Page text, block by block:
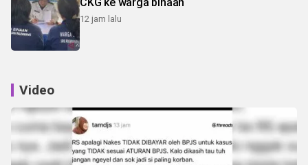
CKG ke warga binaan
12 jam lalu
Video